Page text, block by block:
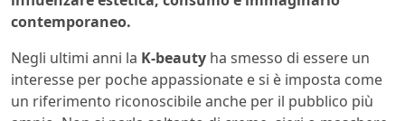
contemporaneo.
Negli ultimi anni la K-beauty ha smesso di essere un
interesse per poche appassionate e si è imposta come
un riferimento riconoscibile anche per il pubblico più